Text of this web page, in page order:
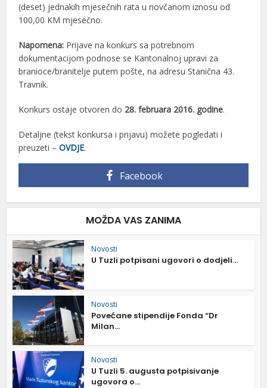
(deset) jednakih mjesečnih rata u novčanom iznosu od
100,00 KM mjesečno.
Napomena: Prijave na konkurs sa potrebnom
dokumentacijom podnose se Kantonalnoj upravi za
branioce/branitelje putem pošte, na adresu Stanična 43.
Travnik.
Konkurs ostaje otvoren do 28. februara 2016. godine.
Detaljne (tekst konkursa i prijavu) možete pogledati i
preuzeti –OVDJE.
Facebook
MOŽDA VAS ZANIMA
Novosti
U Tuzli potpisani ugovori o dodjeli...
Novosti
Povećane stipendije Fonda “Dr
Milan...
Novosti
U Tuzli 5. augusta potpisivanje
ugovora o...